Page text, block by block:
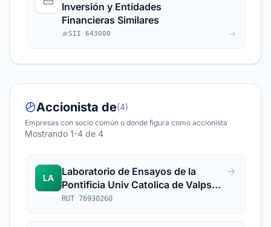
Inversión y Entidades
Financieras Similares
SII 643000
Accionista de(4)
Empresas con socio común o donde figura como accionista
Mostrando 1-4 de 4
LA
Laboratorio de Ensayos de la
Pontificia Univ Catolica de Valpso S
a
RUT 76930260